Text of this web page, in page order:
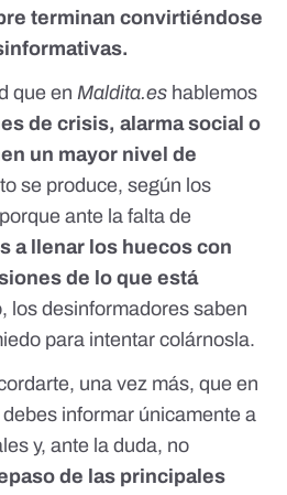
terminan convirtiéndose
que en Maldita.es hablemos
de crisis, alarma social o
un mayor nivel de
se produce, según los
ante la falta de
a llenar los huecos con
de lo que está
los desinformadores saben
para intentar colárnosla.
una vez más, que en
informar únicamente a
y, ante la duda, no
de las principales